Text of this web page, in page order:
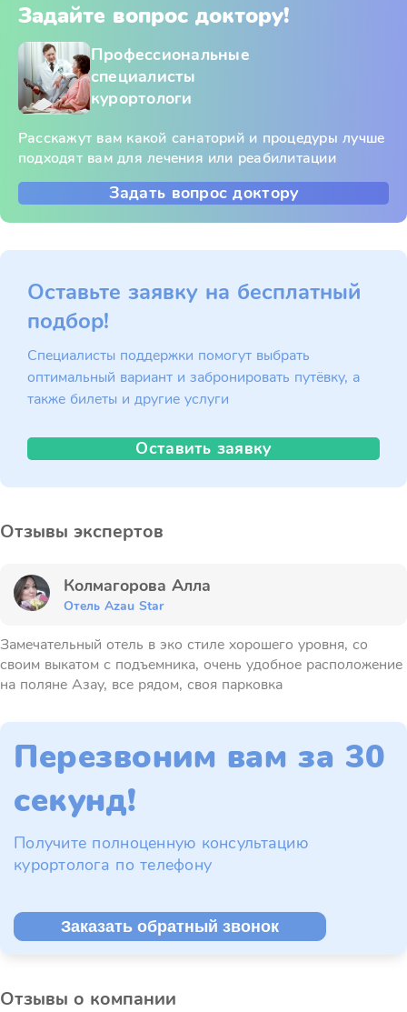
Задайте вопрос доктору!
Профессиональные
специалисты
курортологи
Расскажут вам какой санаторий и процедуры лучше
подходят вам для лечения или реабилитации
Задать вопрос доктору
Оставьте заявку на бесплатный
подбор!
Специалисты поддержки помогут выбрать
оптимальный вариант и забронировать путёвку, а
также билеты и другие услуги
Оставить заявку
Отзывы экспертов
Колмагорова Алла
Отель Azau Star
Замечательный отель в эко стиле хорошего уровня, со
своим выкатом с подъемника, очень удобное расположение
на поляне Азау, все рядом, своя парковка
Перезвоним вам за 30
секунд!
Получите полноценную консультацию
курортолога по телефону
Заказать обратный звонок
Отзывы о компании